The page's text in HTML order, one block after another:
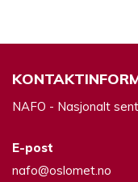
NAFO - Nasjonalt
E-post
nafo@oslomet.no